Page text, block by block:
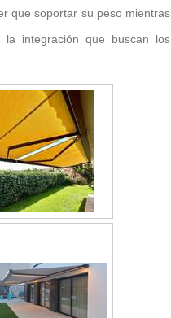
que soportar su peso mientras
la integración que buscan los